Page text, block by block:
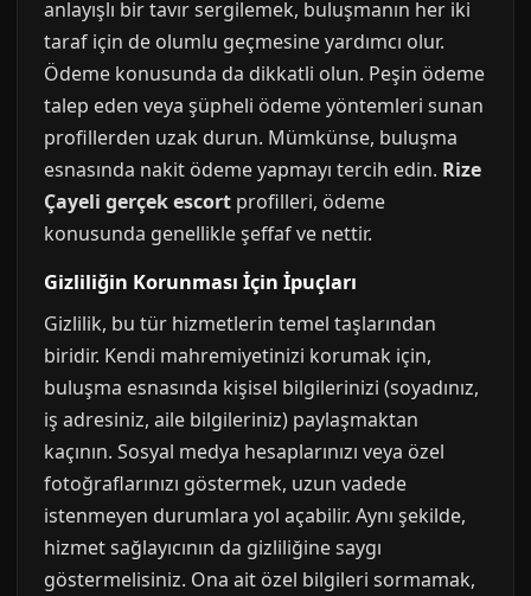
anlayışlı bir tavır sergilemek, buluşmanın her iki
taraf için de olumlu geçmesine yardımcı olur.
Ödeme konusunda da dikkatli olun. Peşin ödeme
talep eden veya şüpheli ödeme yöntemleri sunan
profillerden uzak durun. Mümkünse, buluşma
esnasında nakit ödeme yapmayı tercih edin. Rize
Çayeli gerçek escort profilleri, ödeme
konusunda genellikle şeffaf ve nettir.
Gizliliğin Korunması İçin İpuçları
Gizlilik, bu tür hizmetlerin temel taşlarından
biridir. Kendi mahremiyetinizi korumak için,
buluşma esnasında kişisel bilgilerinizi (soyadınız,
iş adresiniz, aile bilgileriniz) paylaşmaktan
kaçının. Sosyal medya hesaplarınızı veya özel
fotoğraflarınızı göstermek, uzun vadede
istenmeyen durumlara yol açabilir. Aynı şekilde,
hizmet sağlayıcının da gizliliğine saygı
göstermelisiniz. Ona ait özel bilgileri sormamak,